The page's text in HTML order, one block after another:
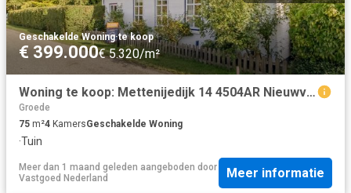
Geschakelde Woning·te koop
€ 399.000€ 5.320/m²
Woning te koop: Mettenijedijk 14 4504AR Nieuwvliet Vastgoed Nederland
Groede
75 m²4 KamersGeschakelde Woning
·Tuin
Meer dan 1 maand geleden aangeboden door
Vastgoed Nederland
Meer informatie